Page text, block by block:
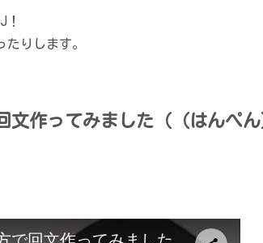
りします。
作ってみました（（はんぺん